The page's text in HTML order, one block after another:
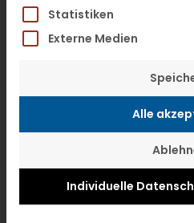
v.l.n.r.: Michael
Statistiken
Externe Medien
Alle
Individuelle